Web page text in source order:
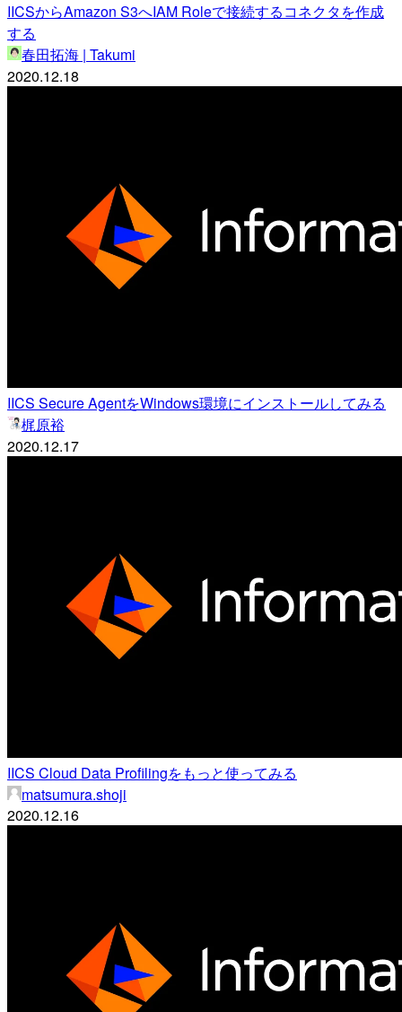
IICSからAmazon S3へIAM Roleで接続するコネクタを作成
する
春田拓海 | Takumi
2020.12.18
IICS Secure AgentをWindows環境にインストールしてみる
梶原裕
2020.12.17
IICS Cloud Data Profilingをもっと使ってみる
matsumura.shoji
2020.12.16